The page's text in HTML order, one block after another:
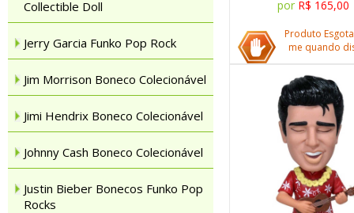
Collectible Doll
Jerry Garcia Funko Pop Rock
Jim Morrison Boneco Colecionável
Jimi Hendrix Boneco Colecionável
Johnny Cash Boneco Colecionável
Justin Bieber Bonecos Funko Pop
Rocks
por R$ 165,00
Produto
me quando